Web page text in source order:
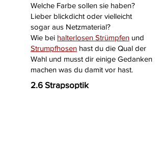
Welche Farbe sollen sie haben?
Lieber blickdicht oder vielleicht
sogar aus Netzmaterial?
Wie bei halterlosen Strümpfen und
Strumpfhosen hast du die Qual der
Wahl und musst dir einige Gedanken
machen was du damit vor hast.
2.6 Strapsoptik